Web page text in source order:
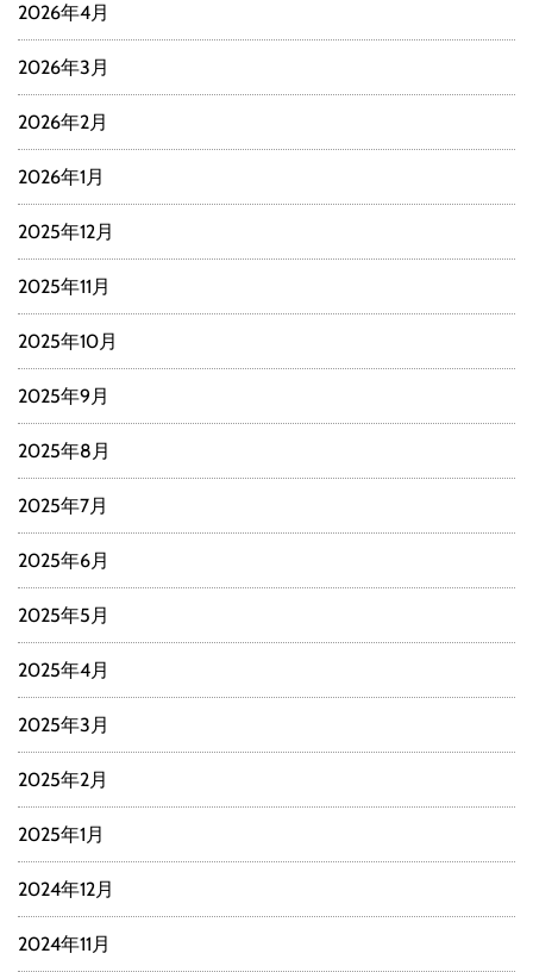
2026年4月
2026年3月
2026年2月
2026年1月
2025年12月
2025年11月
2025年10月
2025年9月
2025年8月
2025年7月
2025年6月
2025年5月
2025年4月
2025年3月
2025年2月
2025年1月
2024年12月
2024年11月